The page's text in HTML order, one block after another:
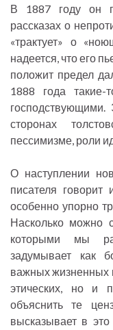
В 1887 году он
рассказах о
«трактует» о
надеется, что его
положит предел
1888 года такие-
сторонах
пессимизме, роли
О наступлении
писателя
особенно упорно
Насколько можно
которыми мы
задумывает как
важных жизненных
этических, но и
объяснить те
высказывает в